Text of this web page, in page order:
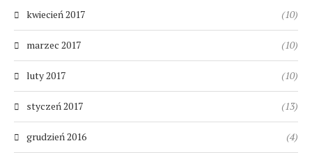
kwiecień 2017 (10)
marzec 2017 (10)
luty 2017 (10)
styczeń 2017 (13)
grudzień 2016 (4)